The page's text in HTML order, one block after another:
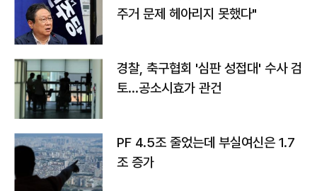
주거 문제 헤아리지 못했다"
경찰, 축구협회 '심판 성접대' 수사 검
토…공소시효가 관건
PF 4.5조 줄었는데 부실여신은 1.7
조 증가